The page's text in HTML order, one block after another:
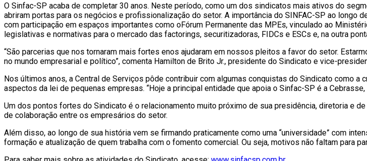
O Sinfac-SP acaba de completar 30 anos. Neste período, como um dos sindicatos mais ativos do
abriram portas para os negócios e profissionalização do setor. A importância do SINFAC-SP ao
com participação em espaços importantes como oFórum Permanente das MPEs, vinculado ao
legislativas e normativas para o mercado das factorings, securitizadoras, FIDCs e ESCs e, na outra
“São parcerias que nos tornaram mais fortes enos ajudaram em nossos pleitos a favor do setor.
no mundo empresarial e político”, comenta Hamilton de Brito Jr., presidente do Sindicato e vice-
Nos últimos anos, a Central de Serviços pôde contribuir com algumas conquistas do Sindicato como a
aspectos da lei de pequenas empresas. “Hoje a principal entidade que apoia o Sinfac-SP é a
Um dos pontos fortes do Sindicato é o relacionamento muito próximo de sua presidência, diretoria e
de colaboração entre os empresários do setor.
Além disso, ao longo de sua história vem se firmando praticamente como uma “universidade” com
formação e atualização de quem trabalha com o fomento comercial. Ou seja, motivos não faltam para